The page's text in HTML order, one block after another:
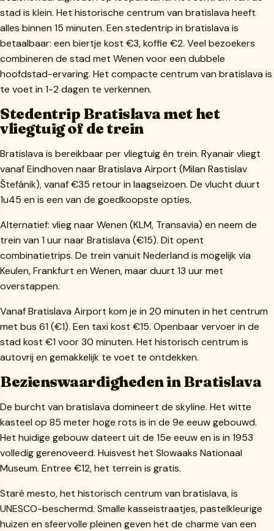
stad is klein. Het historische centrum van bratislava heeft
alles binnen 15 minuten. Een stedentrip in bratislava is
betaalbaar: een biertje kost €3, koffie €2. Veel bezoekers
combineren de stad met Wenen voor een dubbele
hoofdstad-ervaring. Het compacte centrum van bratislava is
te voet in 1-2 dagen te verkennen.
Stedentrip Bratislava met het
vliegtuig of de trein
Bratislava is bereikbaar per vliegtuig én trein. Ryanair vliegt
vanaf Eindhoven naar Bratislava Airport (Milan Rastislav
Štefánik), vanaf €35 retour in laagseizoen. De vlucht duurt
1u45 en is een van de goedkoopste opties.
Alternatief: vlieg naar Wenen (KLM, Transavia) en neem de
trein van 1 uur naar Bratislava (€15). Dit opent
combinatietrips. De trein vanuit Nederland is mogelijk via
Keulen, Frankfurt en Wenen, maar duurt 13 uur met
overstappen.
Vanaf Bratislava Airport kom je in 20 minuten in het centrum
met bus 61 (€1). Een taxi kost €15. Openbaar vervoer in de
stad kost €1 voor 30 minuten. Het historisch centrum is
autovrij en gemakkelijk te voet te ontdekken.
Bezienswaardigheden in Bratislava
De burcht van bratislava domineert de skyline. Het witte
kasteel op 85 meter hoge rots is in de 9e eeuw gebouwd.
Het huidige gebouw dateert uit de 15e eeuw en is in 1953
volledig gerenoveerd. Huisvest het Slowaaks Nationaal
Museum. Entree €12, het terrein is gratis.
Staré mesto, het historisch centrum van bratislava, is
UNESCO-beschermd. Smalle kasseistraatjes, pastelkleurige
huizen en sfeervolle pleinen geven het de charme van een